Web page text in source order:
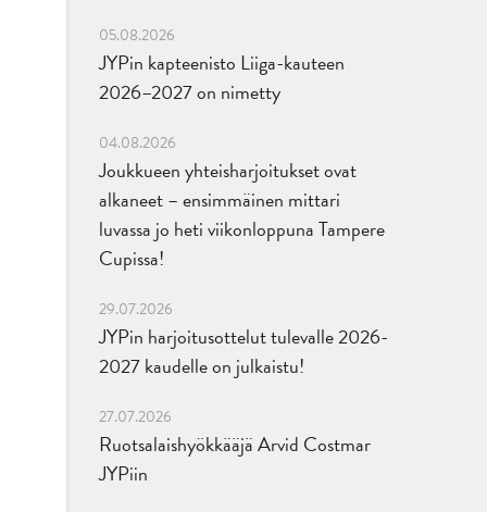
05.08.2026
JYPin kapteenisto Liiga-kauteen
2026–2027 on nimetty
04.08.2026
Joukkueen yhteisharjoitukset ovat
alkaneet – ensimmäinen mittari
luvassa jo heti viikonloppuna Tampere
Cupissa!
29.07.2026
JYPin harjoitusottelut tulevalle 2026-
2027 kaudelle on julkaistu!
27.07.2026
Ruotsalaishyökkääjä Arvid Costmar
JYPiin